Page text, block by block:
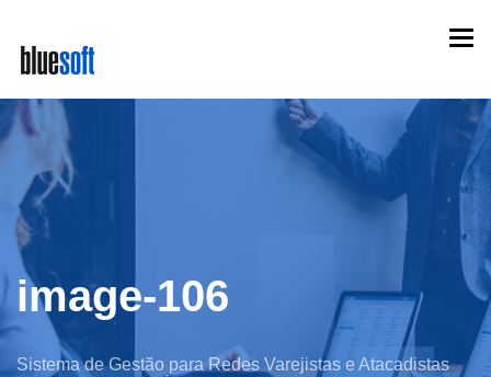
main
content
image-106
Sistema de Gestão para Redes Varejistas e Atacadistas